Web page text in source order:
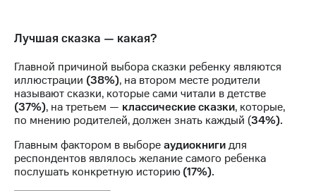
Регистратор
Контакты
развитие
деловая этика
На главную
Лучшая сказка — какая?
Главной причиной выбора сказки ребенку являются
иллюстрации (38%), на втором месте родители
называют сказки, которые сами читали в детстве
(37%), на третьем — классические сказки, которые,
по мнению родителей, должен знать каждый (34%).
Главным фактором в выбореаудиокнигидля
респондентов являлось желание самого ребенка
послушать конкретную историю(17%).